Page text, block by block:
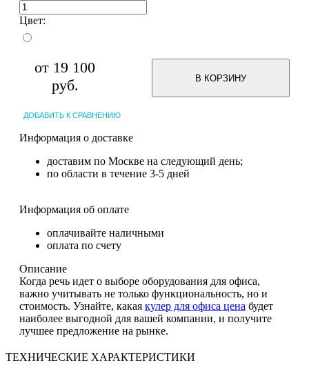
Цвет:
от 19 100
руб.
В КОРЗИНУ
ДОБАВИТЬ К СРАВНЕНИЮ
Информация о доставке
доставим по Москве на следующий день;
по области в течение 3-5 дней
Информация об оплате
оплачивайте наличными
оплата по счету
Описание
Когда речь идет о выборе оборудования для офиса,
важно учитывать не только функциональность, но и
стоимость. Узнайте, какая кулер для офиса цена будет
наиболее выгодной для вашей компании, и получите
лучшее предложение на рынке.
ТЕХНИЧЕСКИЕ ХАРАКТЕРИСТИКИ